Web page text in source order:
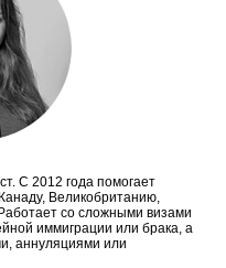
С 2012 года помогает
Великобританию,
со сложными визами
иммиграции или брака, а
аннуляциями или